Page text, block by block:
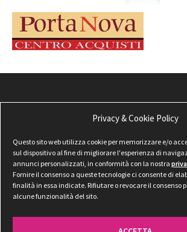
Privacy & Cookie Policy
Questo sito web utilizza cookie per memorizzare e/o
sul dispositivo al fine di migliorare l'esperienza di
annunci personalizzati, in conformità con la nostra
Fornire il consenso a queste tecnologie ci consente di
finalità in essa indicate. Rifiutare o revocare il consenso
alcune funzionalità del sito.